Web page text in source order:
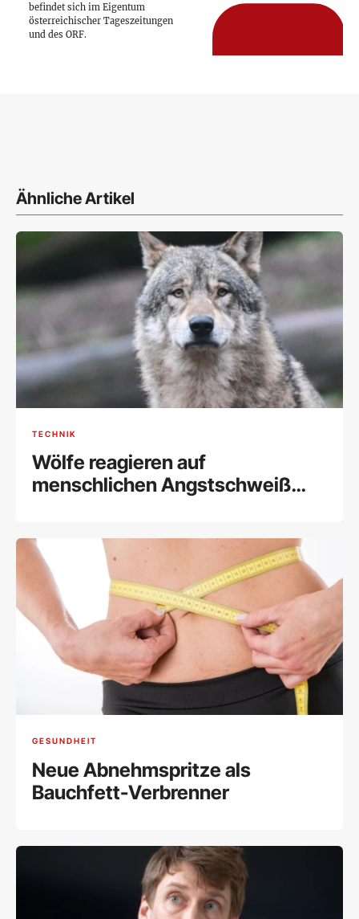
befindet sich im Eigentum
österreichischer Tageszeitungen
und des ORF.
Ähnliche Artikel
TECHNIK
Wölfe reagieren auf
menschlichen Angstschweiß
GESUNDHEIT
Neue Abnehmspritze als
Bauchfett-Verbrenner